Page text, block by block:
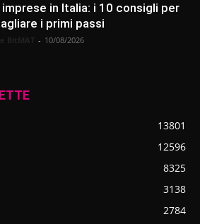
imprese in Italia: i 10 consigli per
i primi passi
- 10/08/2026
13801
12596
8325
3138
2784